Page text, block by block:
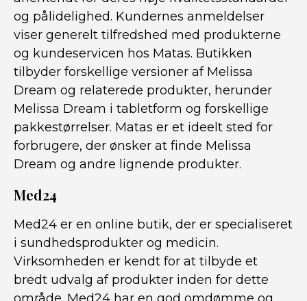
og pålidelighed. Kundernes anmeldelser
viser generelt tilfredshed med produkterne
og kundeservicen hos Matas. Butikken
tilbyder forskellige versioner af Melissa
Dream og relaterede produkter, herunder
Melissa Dream i tabletform og forskellige
pakkestørrelser. Matas er et ideelt sted for
forbrugere, der ønsker at finde Melissa
Dream og andre lignende produkter.
Med24
Med24 er en online butik, der er specialiseret
i sundhedsprodukter og medicin.
Virksomheden er kendt for at tilbyde et
bredt udvalg af produkter inden for dette